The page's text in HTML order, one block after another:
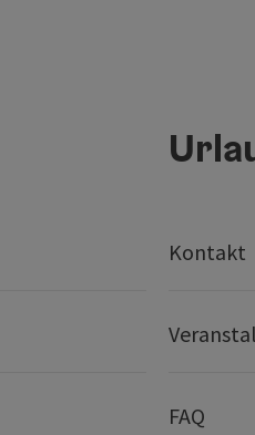
Kontakt
FAQ